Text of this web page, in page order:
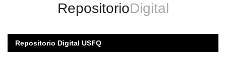
RepositorioDigital
Repositorio Digital USFQ